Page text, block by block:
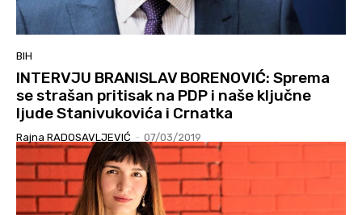
BIH
INTERVJU BRANISLAV BORENOVIĆ: Sprema
se strašan pritisak na PDP i naše ključne
ljude Stanivukovića i Crnatka
Rajna RADOSAVLJEVIĆ - 07/03/2019